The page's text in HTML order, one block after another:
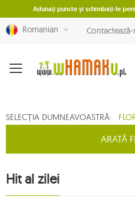
Adunați puncte și schimbați-le
Romanian
Menu
SELECȚIA DUMNEAVOASTRĂ:
ARATĂ
Hit al zilei